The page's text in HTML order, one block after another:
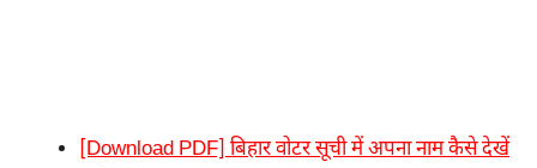
[Download PDF] बिहार वोटर सूची में अपना नाम कैसे देखें